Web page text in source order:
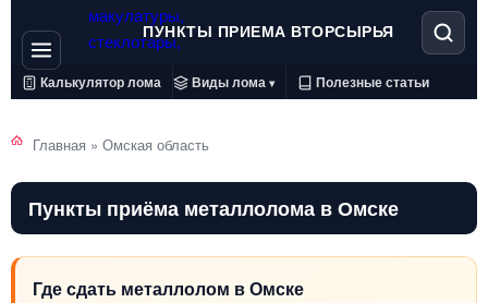
ПУНКТЫ ПРИЕМА ВТОРСЫРЬЯ
Калькулятор лома Виды лома ▾ Полезные статьи
Главная » Омская область
Пункты приёма металлолома в Омске
Где сдать металлолом в Омске